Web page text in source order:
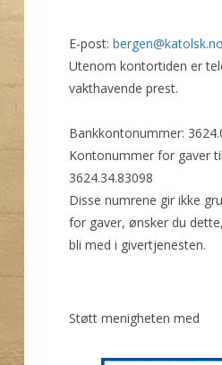
E-post: bergen@katolsk.no
Utenom kontortiden er
vakthavende prest.
Bankkontonummer:
Kontonummer for gaver
3624.34.83098
Disse numrene gir ikke
for gaver, ønsker du
bli med i givertjenesten.
Støtt menigheten med